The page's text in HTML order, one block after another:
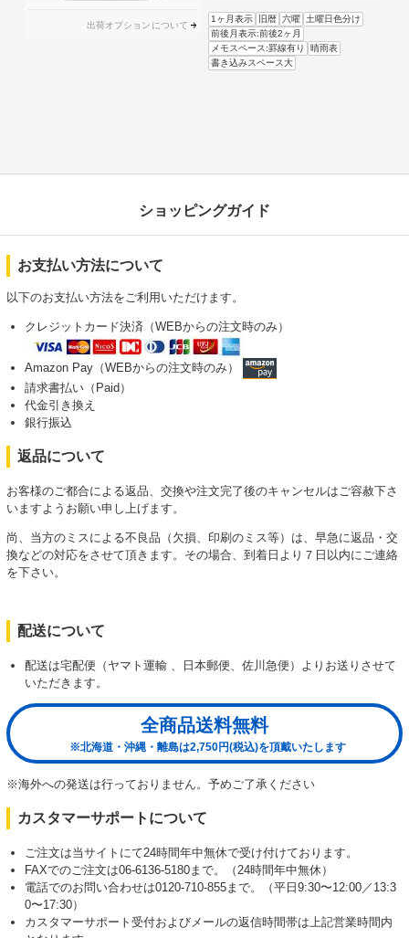
出荷オプションについて
1ヶ月表示 旧暦 六曜 土曜日色分け
前後月表示:前後2ヶ月
メモスペース:罫線有り
晴雨表
書き込みスペース大
ショッピングガイド
お支払い方法について
以下のお支払い方法をご利用いただけます。
クレジットカード決済（WEBからの注文時のみ）
Amazon Pay（WEBからの注文時のみ）
請求書払い（Paid）
代金引き換え
銀行振込
返品について
お客様のご都合による返品、交換や注文完了後のキャンセルはご容赦下さ
いますようお願い申し上げます。
尚、当方のミスによる不良品（欠損、印刷のミス等）は、早急に返品・交
換などの対応をさせて頂きます。その場合、到着日より７日以内にご連絡
を下さい。
配送について
配送は宅配便（ヤマト運輸 、日本郵便、佐川急便）よりお送りさせて
いただきます。
全商品送料無料
※北海道・沖縄・離島は2,750円(税込)を頂戴いたします
※海外への発送は行っておりません。予めご了承ください
カスタマーサポートについて
ご注文は当サイトにて24時間年中無休で受け付けております。
FAXでのご注文は06-6136-5180まで。（24時間年中無休）
電話でのお問い合わせは0120-710-855まで。（平日9:30〜12:00／13:3
0〜17:30）
カスタマーサポート受付およびメールの返信時間帯は上記営業時間内